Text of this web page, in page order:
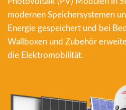
modernen Speichersystemen
Energie gespeichert und bei
Wallboxen und Zubehör
die Elektromobilität.